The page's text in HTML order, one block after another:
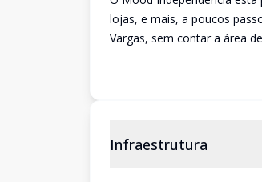
lojas, e mais, a poucos
Vargas, sem contar a área
Infraestrutura